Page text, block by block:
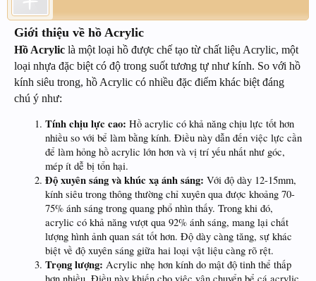
Giới thiệu về hồ Acrylic
Hồ Acrylic là một loại hồ được chế tạo từ chất liệu Acrylic, một
loại nhựa đặc biệt có độ trong suốt tương tự như kính. So với hồ
kính siêu trong, hồ Acrylic có nhiều đặc điểm khác biệt đáng
chú ý như:
Tính chịu lực cao: Hồ acrylic có khả năng chịu lực tốt hơn
nhiều so với bể làm bằng kính. Điều này dẫn đến việc lực cần
để làm hỏng hồ acrylic lớn hơn và vị trí yếu nhất như góc,
mép ít dễ bị tổn hại.
Độ xuyên sáng và khúc xạ ánh sáng: Với độ dày 12-15mm,
kính siêu trong thông thường chỉ xuyên qua được khoảng 70-
75% ánh sáng trong quang phổ nhìn thấy. Trong khi đó,
acrylic có khả năng vượt qua 92% ánh sáng, mang lại chất
lượng hình ảnh quan sát tốt hơn. Độ dày càng tăng, sự khác
biệt về độ xuyên sáng giữa hai loại vật liệu càng rõ rệt.
Trọng lượng: Acrylic nhẹ hơn kính do mật độ tinh thể thấp
hơn nhiều. Điều này khiến cho việc vận chuyển bể cá acrylic